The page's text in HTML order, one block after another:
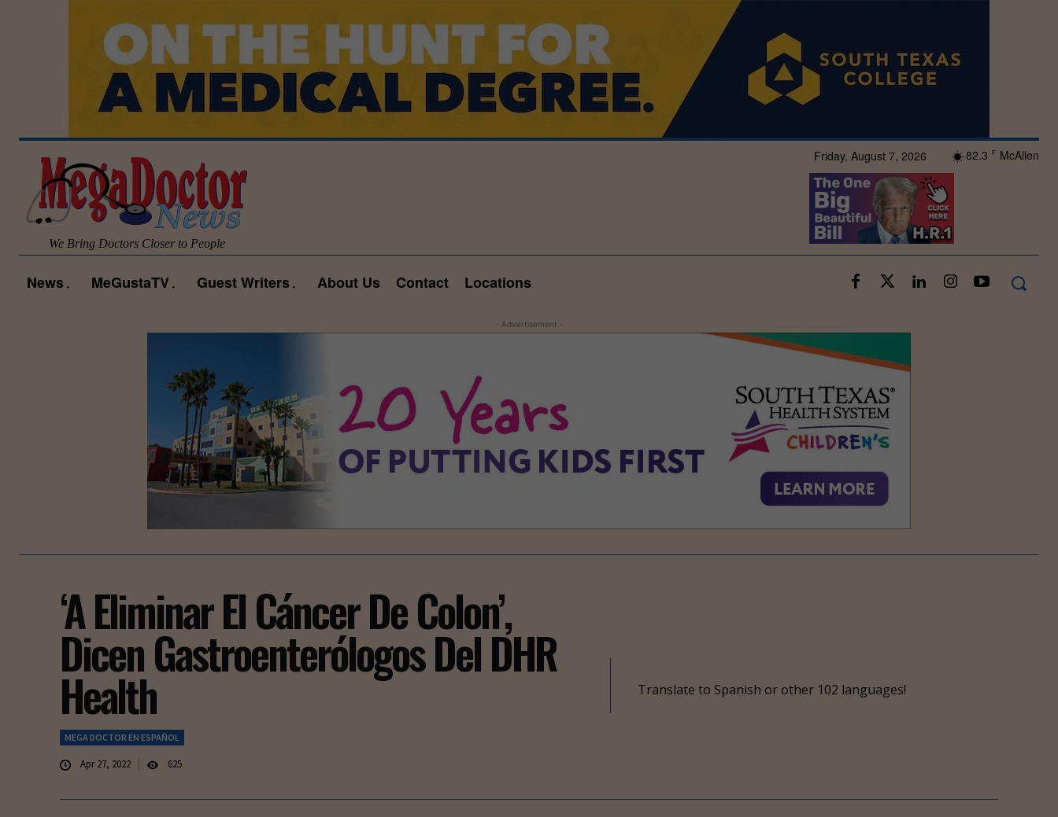
Friday, August 7, 2026 82.3 F McAllen
We Bring Doctors Closer to People
News MeGustaTV Guest Writers About Us Contact Locations
- Advertisement -
‘A Eliminar El Cáncer De Colon’,
Dicen Gastroenterólogos Del DHR
Health
MEGA DOCTOR EN ESPAÑOL
Apr 27, 2022 625
Translate to Spanish or other 102 languages!